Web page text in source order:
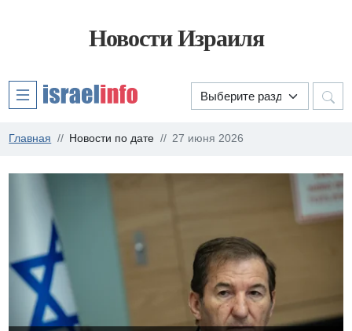
Новости Израиля
Главная Новости по дате 27 июня 2026